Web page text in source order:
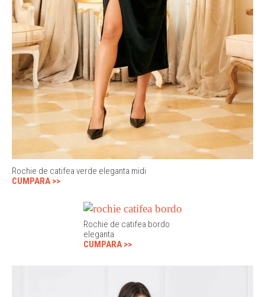
Rochie de catifea verde eleganta midi
CUMPARA >>
Rochie de catifea bordo
eleganta
CUMPARA >>